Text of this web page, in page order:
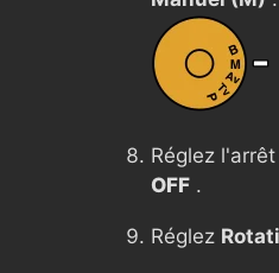
Réglez l'arrêt
OFF .
Réglez